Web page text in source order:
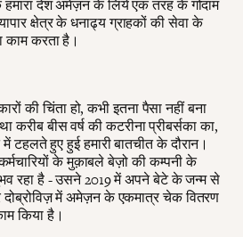
हमारा देश अमेज़न के लिये एक तरह के गोदाम
क्षेत्र के धनाढ्य ग्राहकों की सेवा के
करता है।
की चिंता हो, कभी इतना पैसा नहीं बना
बीस वर्ष की कटरीना प्रीबर्सका का,
में टहलते हुए हुई हमारी बातचीत के दौरान।
के मुक़ाबले बेज़ो की कम्पनी के
रहा है - उसने 2019 में अपने बेटे के जन्म से
में अमेज़न के एकमात्र चेक वितरण
किया है।